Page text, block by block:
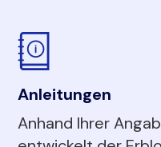
Anleitungen
Anhand Ihrer